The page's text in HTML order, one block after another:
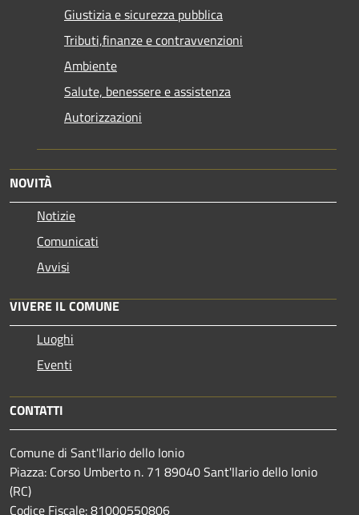
Giustizia e sicurezza pubblica
Tributi,finanze e contravvenzioni
Ambiente
Salute, benessere e assistenza
Autorizzazioni
NOVITÀ
Notizie
Comunicati
Avvisi
VIVERE IL COMUNE
Luoghi
Eventi
CONTATTI
Comune di Sant'Ilario dello Ionio
Piazza: Corso Umberto n. 71 89040 Sant'Ilario dello Ionio
(RC)
Codice Fiscale: 81000550806